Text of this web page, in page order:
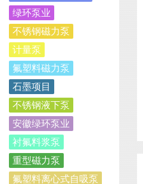
绿环泵业
不锈钢磁力泵
计量泵
氟塑料磁力泵
石墨项目
不锈钢液下泵
安徽绿环泵业
衬氟料浆泵
重型磁力泵
氟塑料离心式自吸泵